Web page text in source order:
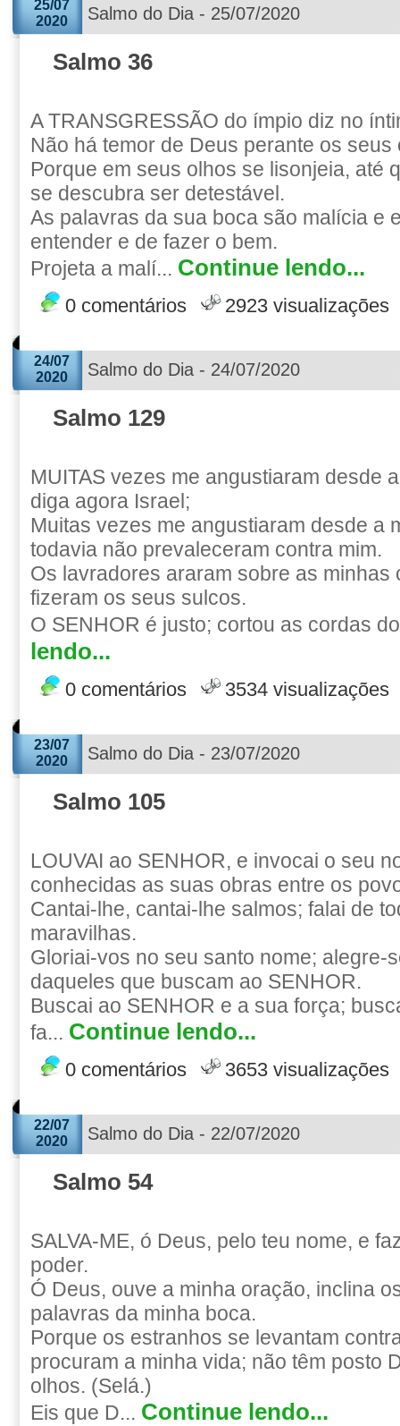
25/07
2020
Salmo do Dia - 25/07/2020
Salmo 36
A TRANSGRESSÃO do ímpio diz no
Não há temor de Deus perante os seus
Porque em seus olhos se lisonjeia, até
se descubra ser detestável.
As palavras da sua boca são malícia e
entender e de fazer o bem.
Projeta a malí... Continue lendo...
0 comentários 2923 visualizações
24/07
2020
Salmo do Dia - 24/07/2020
Salmo 129
MUITAS vezes me angustiaram desde
diga agora Israel;
Muitas vezes me angustiaram desde a
todavia não prevaleceram contra mim.
Os lavradores araram sobre as minhas
fizeram os seus sulcos.
O SENHOR é justo; cortou as cordas
lendo...
0 comentários 3534 visualizações
23/07
2020
Salmo do Dia - 23/07/2020
Salmo 105
LOUVAI ao SENHOR, e invocai o seu
conhecidas as suas obras entre os
Cantai-lhe, cantai-lhe salmos; falai de
maravilhas.
Gloriai-vos no seu santo nome; alegre-
daqueles que buscam ao SENHOR.
Buscai ao SENHOR e a sua força;
fa... Continue lendo...
0 comentários 3653 visualizações
22/07
2020
Salmo do Dia - 22/07/2020
Salmo 54
SALVA-ME, ó Deus, pelo teu nome, e
poder.
Ó Deus, ouve a minha oração, inclina
palavras da minha boca.
Porque os estranhos se levantam
procuram a minha vida; não têm posto
olhos. (Selá.)
Eis que D... Continue lendo...